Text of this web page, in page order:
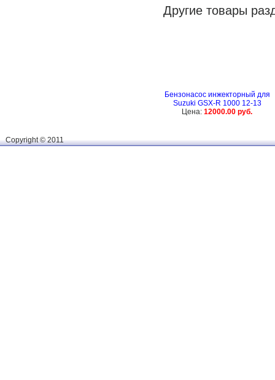
Другие товары
Бензонасос инжекторный для
Suzuki GSX-R 1000 12-13
Цена:12000.00 руб.
Сopyright © 2011